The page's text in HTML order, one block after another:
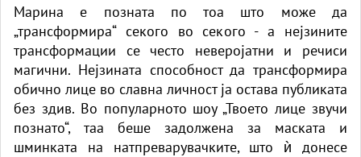
Марина е позната по тоа што може да
„трансформира“ секого во секого - а нејзините
трансформации се често неверојатни и речиси
магични. Нејзината способност да трансформира
обично лице во славна личност ја остава публиката
без здив. Во популарното шоу „Твоето лице звучи
познато“, таа беше задолжена за маската и
шминката на натпреварувачките, што ѝ донесе